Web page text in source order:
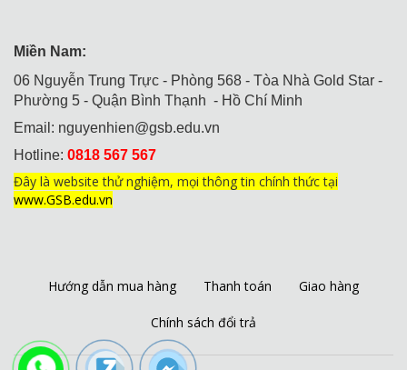
Miền Nam:
06 Nguyễn Trung Trực - Phòng 568 - Tòa Nhà Gold Star -
Phường 5 - Quận Bình Thạnh - Hồ Chí Minh
Email: nguyenhien@gsb.edu.vn
Hotline: 0818 567 567
Đây là website thử nghiệm, mọi thông tin chính thức tại
www.GSB.edu.vn
Hướng dẫn mua hàng Thanh toán Giao hàng
Chính sách đổi trả